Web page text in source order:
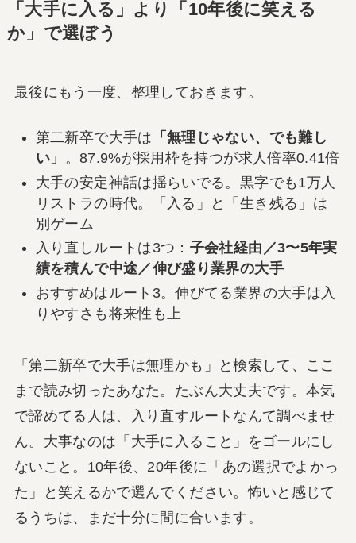
「大手に入る」より「10年後に笑える
か」で選ぼう
最後にもう一度、整理しておきます。
第二新卒で大手は 「無理じゃない、でも難し
い」 。87.9%が採用枠を持つが求人倍率0.41倍
大手の安定神話は揺らいでる。黒字でも1万人
リストラの時代。「入る」と「生き残る」は
別ゲーム
入り直しルートは3つ： 子会社経由／3〜5年実
績を積んで中途／伸び盛り業界の大手
おすすめはルート3。伸びてる業界の大手は入
りやすさも将来性も上
「第二新卒で大手は無理かも」と検索して、ここ
まで読み切ったあなた。たぶん大丈夫です。本気
で諦めてる人は、入り直すルートなんて調べませ
ん。大事なのは「大手に入ること」をゴールにし
ないこと。10年後、20年後に「あの選択でよかっ
た」と笑えるかで選んでください。怖いと感じて
るうちは、まだ十分に間に合います。